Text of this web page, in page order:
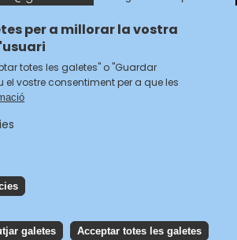
Follow us
Accessibilitat
Política de galetes
per a millorar la vostra
totes les galetes" o "Guardar
el vostre consentiment per a que les
galetes Acceptar totes les galetes